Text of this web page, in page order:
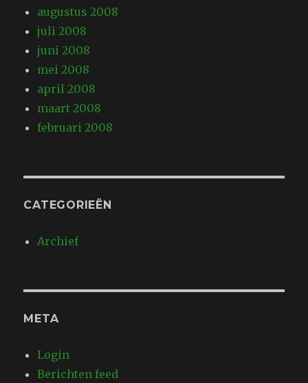
augustus 2008
juli 2008
juni 2008
mei 2008
april 2008
maart 2008
februari 2008
CATEGORIEËN
Archief
META
Login
Berichten feed